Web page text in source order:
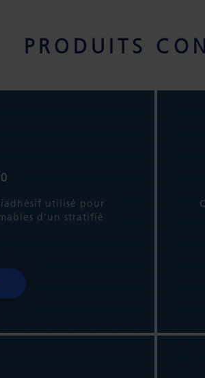
PRODUITS
utilisé pour
d’un stratifié